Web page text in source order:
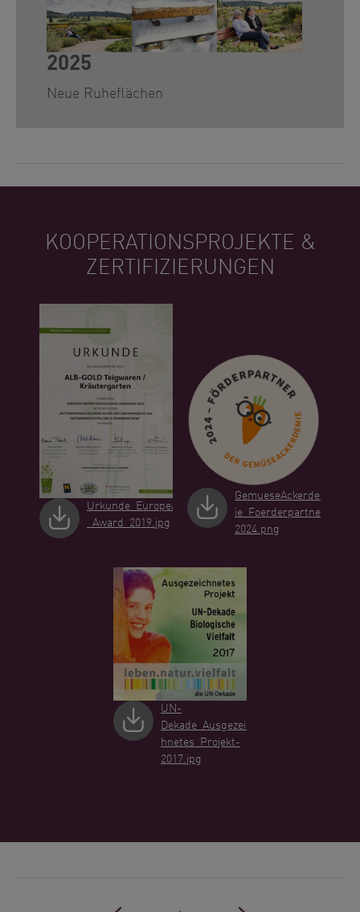
Show larger version for:Show larger version for:Show larger version
2025
Neue Ruheflächen
KOOPERATIONSPROJEKTE &
ZERTIFIZIERUNGEN
Urkunde_European
_Award_2019.jpg
GemueseAckerdem
ie_Foerderpartner_
2024.png
UN-
Dekade_Ausgezeic
hnetes_Projekt-
2017.jpg